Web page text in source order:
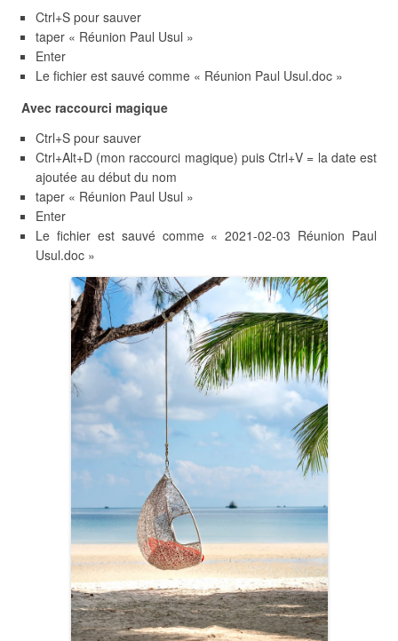
Ctrl+S pour sauver
taper « Réunion Paul Usul »
Enter
Le fichier est sauvé comme « Réunion Paul Usul.doc »
Avec raccourci magique
Ctrl+S pour sauver
Ctrl+Alt+D (mon raccourci magique) puis Ctrl+V = la date est
ajoutée au début du nom
taper « Réunion Paul Usul »
Enter
Le fichier est sauvé comme « 2021-02-03 Réunion Paul
Usul.doc »